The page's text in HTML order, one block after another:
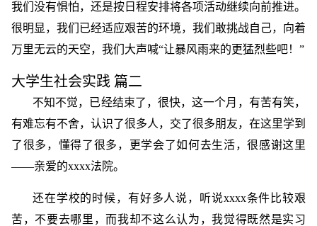
我们没有惧怕，还是按日程安排将各项活动继续向前推进。
很明显，我们已经适应艰苦的环境，我们敢挑战自己，向着
万里无云的天空，我们大声喊“让暴风雨来的更猛烈些吧！”
大学生社会实践 篇二
不知不觉，已经结束了，很快，这一个月，有苦有笑，
有难忘有不舍，认识了很多人，交了很多朋友，在这里学到
了很多，懂得了很多，更学会了如何去生活，很感谢这里
――亲爱的xxxx法院。
还在学校的时候，有好多人说，听说xxxx条件比较艰
苦，不要去哪里，而我却不这么认为，我觉得既然是实习